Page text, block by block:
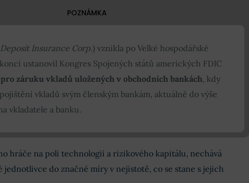
POZNÁMKA
Insurance Corp.) vznikla po Velké hospodářské
ustanovil Kongres Spojených států amerických FDIC
záruku vkladů uložených v obchodních bankách, kdy
vkladů svým členským bankám, aktuálně do výše
vkladatele a banku.
hráče na poli technologií a rizikového kapitálu, nechává
jednotlivce do značné míry v nejistotě, co se stane s jejich